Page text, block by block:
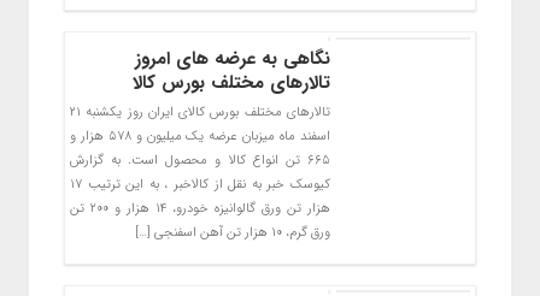
نگاهی به عرضه های امروز
تالارهای مختلف بورس کالا
تالارهای مختلف بورس کالای ایران روز یکشنبه ۲۱
اسفند ماه میزبان عرضه یک میلیون و ۵۷۸ هزار و
۶۶۵ تن انواع کالا و محصول است. به گزارش
کیوسک خبر به نقل از کالاخبر ، به این ترتیب ۱۷
هزار تن ورق گالوانیزه خودرو، ۱۴ هزار و ۲۰۰ تن
ورق گرم، ۱۰ هزار تن آهن اسفنجی […]